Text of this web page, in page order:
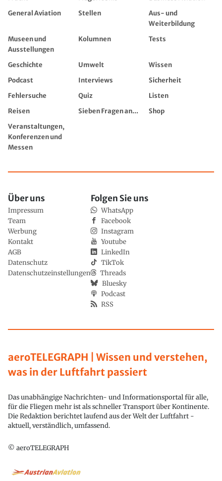
General Aviation
Stellen
Aus- und
Weiterbildung
Museen und
Ausstellungen
Kolumnen Tests
Geschichte Umwelt
Wissen
Podcast
Interviews
Sicherheit
Fehlersuche
Quiz
Listen
Reisen
Sieben Fragen an...
Shop
Veranstaltungen,
Konferenzen und
Messen
aeroTELEGRAPH | Wissen und verstehen,
was in der Luftfahrt passiert
Das unabhängige Nachrichten- und Informationsportal für alle,
für die Fliegen mehr ist als schneller Transport über Kontinente.
Die Redaktion berichtet laufend aus der Welt der Luftfahrt -
aktuell, verständlich, umfassend.
© aeroTELEGRAPH
Über uns
Impressum
Team
Werbung
Kontakt
AGB
Datenschutz
Datenschutzeinstellungen
Folgen Sie uns
WhatsApp
Facebook
Instagram
Youtube
LinkedIn
TikTok
Threads
Bluesky
Podcast
RSS